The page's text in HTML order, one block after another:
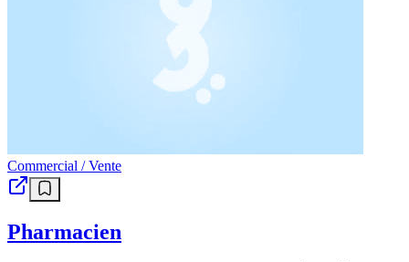
Commercial / Vente
Pharmacien